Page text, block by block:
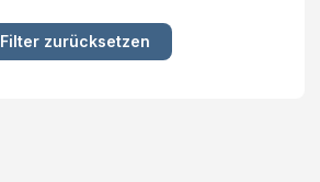
Filter zurücksetzen